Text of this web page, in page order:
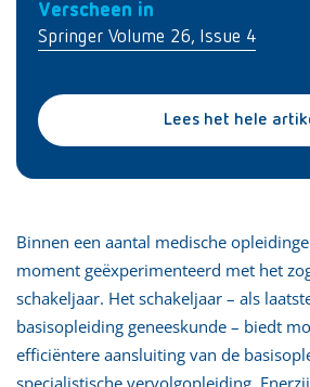
Verscheen in
Springer Volume 26, Issue 4
Lees het hele
Binnen een aantal medische
moment geëxperimenteerd met het
schakeljaar. Het schakeljaar – als
basisopleiding geneeskunde – biedt
efficiëntere aansluiting van de
specialistische vervolgopleiding.